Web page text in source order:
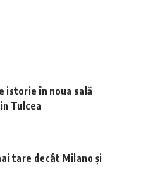
istorie în noua sală
Tulcea
tare decât Milano și